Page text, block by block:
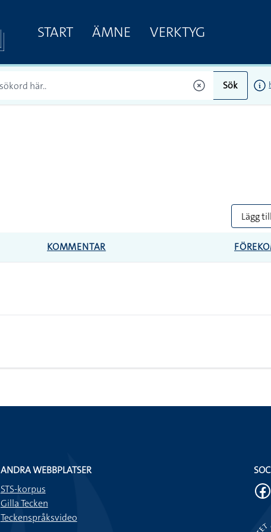
START ÄMNE VERKTYG
Sök
Lägg
KOMMENTAR
ANDRA WEBBPLATSER
STS-korpus
Gilla Tecken
Teckenspråksvideo